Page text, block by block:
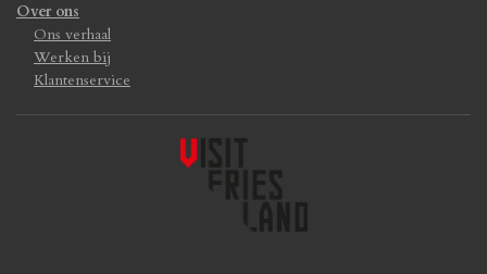
Over ons
Ons verhaal
Werken bij
Klantenservice